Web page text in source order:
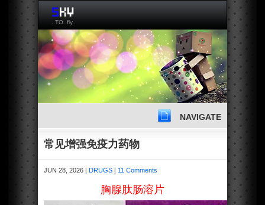
..TO..fly..
NAVIGATE
常见增强免疫力药物
JUN 28, 2026 | DRUGS | 11 Comments
胸腺肽肠溶片